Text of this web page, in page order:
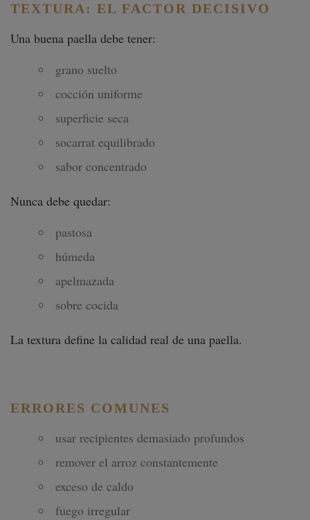
TEXTURA: EL FACTOR DECISIVO
Una buena paella debe tener:
grano suelto
cocción uniforme
superficie seca
socarrat equilibrado
sabor concentrado
Nunca debe quedar:
pastosa
húmeda
apelmazada
sobre cocida
La textura define la calidad real de una paella.
ERRORES COMUNES
usar recipientes demasiado profundos
remover el arroz constantemente
exceso de caldo
fuego irregular